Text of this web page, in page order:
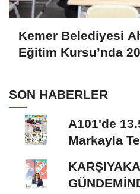
Kemer Belediyesi
Eğitim Kursu’nda
SON HABERLER
A101'de
Markayla